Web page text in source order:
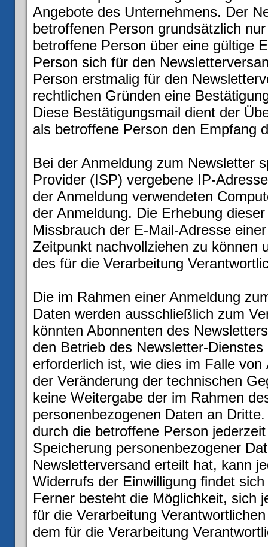
Angebote des Unternehmens. Der
betroffenen Person grundsätzlich
betroffene Person über eine gültige
Person sich für den
Person erstmalig für den
rechtlichen Gründen eine
Diese Bestätigungsmail dient der
als betroffene Person den Empfang
Bei der Anmeldung zum Newsletter
Provider (ISP) vergebene IP-
der Anmeldung verwendeten
der Anmeldung. Die Erhebung
Missbrauch der E-Mail-Adresse
Zeitpunkt nachvollziehen zu können
des für die Verarbeitung
Die im Rahmen einer Anmeldung
Daten werden ausschließlich zum
könnten Abonnenten des
den Betrieb des Newsletter-
erforderlich ist, wie dies im Falle
der Veränderung der technischen
keine Weitergabe der im Rahmen
personenbezogenen Daten an
durch die betroffene Person
Speicherung personenbezogener
Newsletterversand erteilt hat, kann
Widerrufs der Einwilligung findet
Ferner besteht die Möglichkeit, sich
für die Verarbeitung
dem für die Verarbeitung